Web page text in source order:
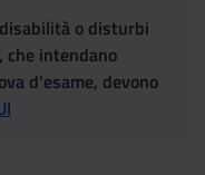
o disturbi
che intendano
d'esame, devono